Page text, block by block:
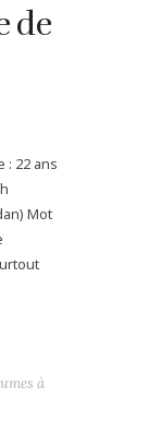
de
: 22 ans
Mot
à